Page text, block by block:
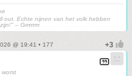
out. Echte nijnen van het volk hebben
– Grrrrrrrr
@ 19:41 • 177
worst